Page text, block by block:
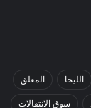
الليجا المعلق
سوق الانتقالات